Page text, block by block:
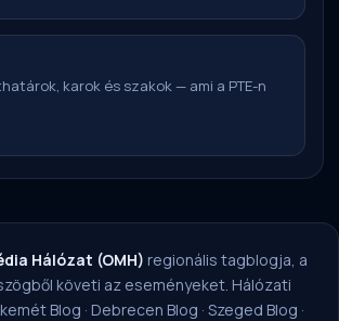
karok és szakok — ami a PTE-n
Hálózat (OMH) regionális tagblogja, a
követi az eseményeket. Hálózati
Blog · Debrecen Blog · Szeged Blog ·